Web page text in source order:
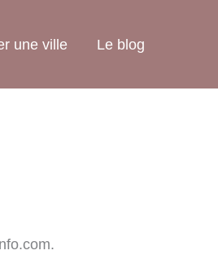
une ville Le blog